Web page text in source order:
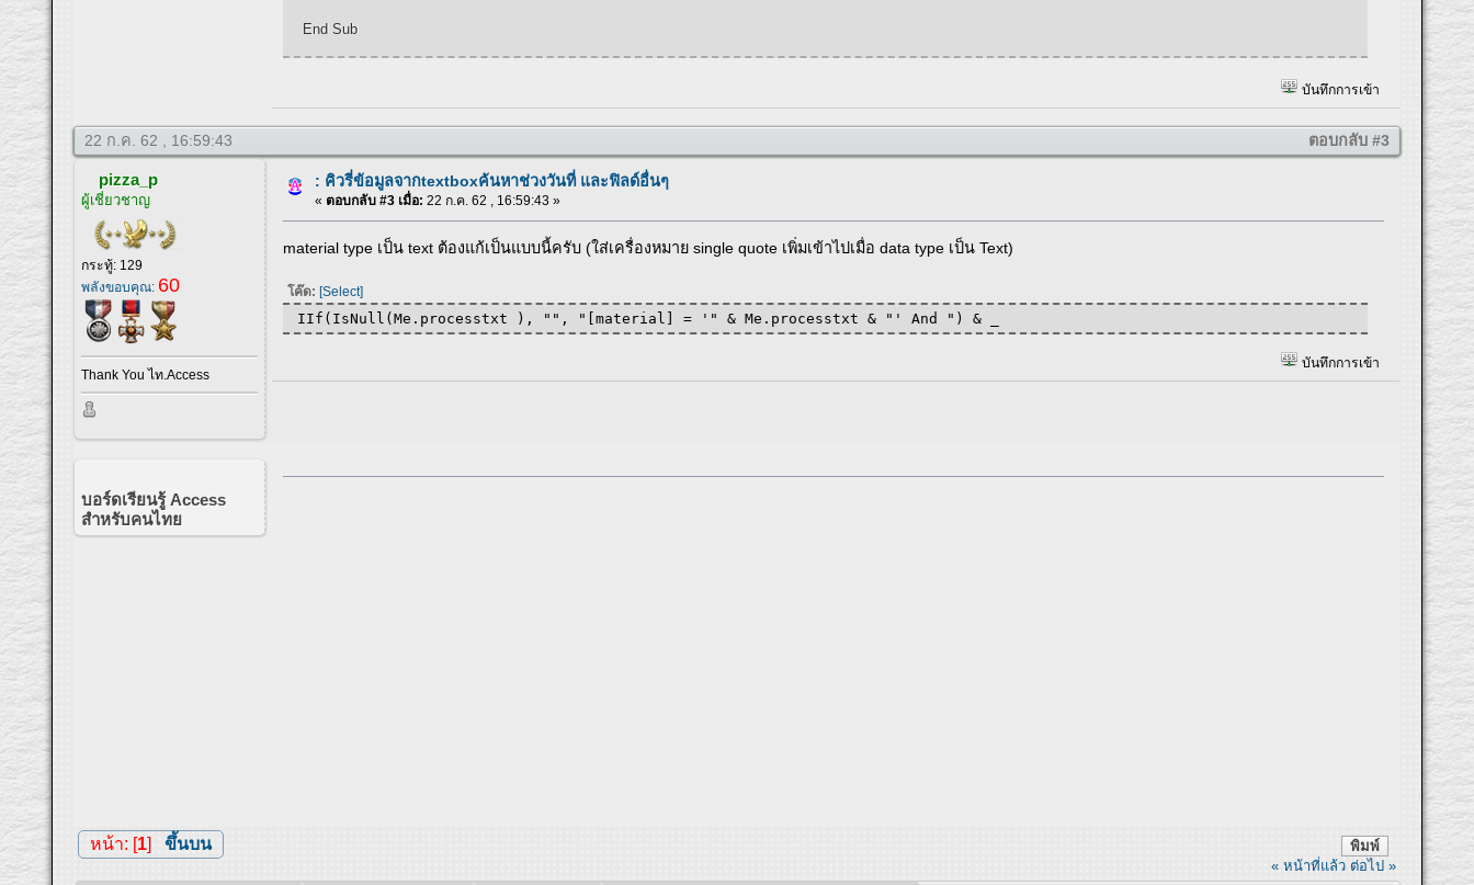
End Sub
บันทึกการเข้า
22 ก.ค. 62 , 16:59:43 ตอบกลับ #3
pizza_p
ผู้เชี่ยวชาญ
กระทู้: 129
พลังขอบคุณ: 60
Thank You ไท.Access
: คิวรี่ข้อมูลจากtextboxค้นหาช่วงวันที่ และฟิลด์อื่นๆ
« ตอบกลับ #3 เมื่อ: 22 ก.ค. 62 , 16:59:43 »
material type เป็น text ต้องแก้เป็นแบบนี้ครับ (ใส่เครื่องหมาย single quote เพิ่มเข้าไปเมื่อ data type เป็น Text)
โค๊ด: [Select]
IIf(IsNull(Me.processtxt ), "", "[material] = '" & Me.processtxt & "' And ") & _
บันทึกการเข้า
บอร์ดเรียนรู้ Access
สำหรับคนไทย
พิมพ์
หน้า: [1] ขึ้นบน
« หน้าที่แล้ว ต่อไป »